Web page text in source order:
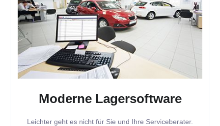
Moderne Lagersoftware
Leichter geht es nicht für Sie und Ihre Serviceberater.